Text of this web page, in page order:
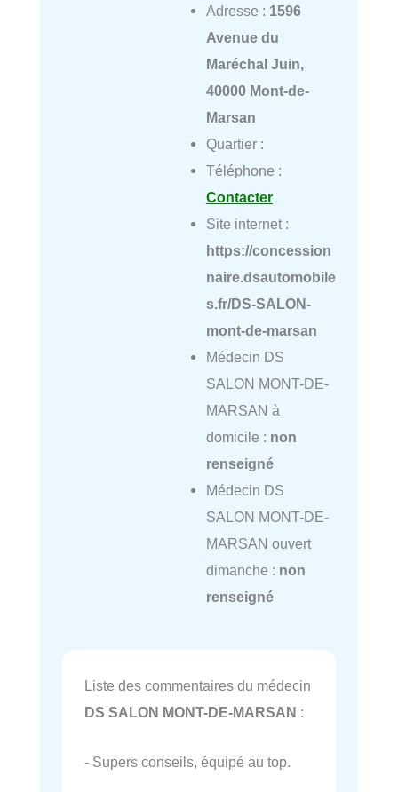
Adresse : 1596
Avenue du
Maréchal Juin,
40000 Mont-de-
Marsan
Quartier :
Téléphone :
Contacter
Site internet :
https://concession
naire.dsautomobile
s.fr/DS-SALON-
mont-de-marsan
Médecin DS
SALON MONT-DE-
MARSAN à
domicile : non
renseigné
Médecin DS
SALON MONT-DE-
MARSAN ouvert
dimanche : non
renseigné
Liste des commentaires du médecin
DS SALON MONT-DE-MARSAN :
- Supers conseils, équipé au top.